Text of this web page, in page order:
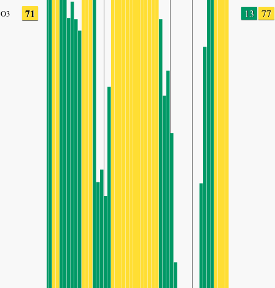
O3 71 13 77